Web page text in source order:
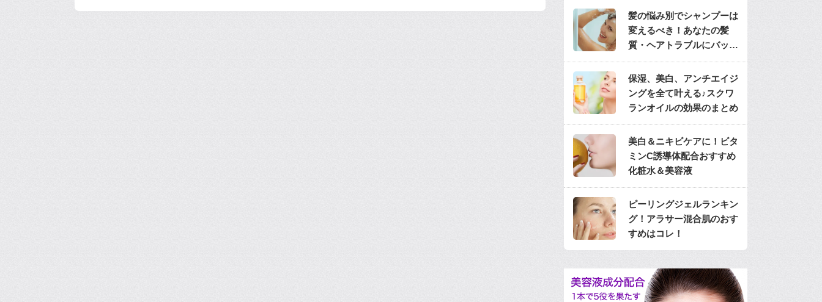
髪の悩み別でシャンプーは
変えるべき！あなたの髪
質・ヘアトラブルにバッチ
リのシャンプーは？
保湿、美白、アンチエイジ
ングを全て叶える♪スクワ
ランオイルの効果のまとめ
美白＆ニキビケアに！ビタ
ミンC誘導体配合おすすめ
化粧水＆美容液
ピーリングジェルランキン
グ！アラサー混合肌のおす
すめはコレ！